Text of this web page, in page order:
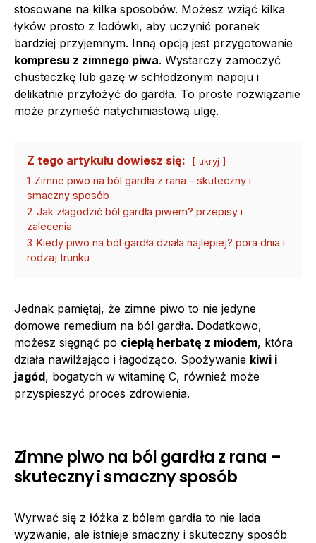
stosowane na kilka sposobów. Możesz wziąć kilka
łyków prosto z lodówki, aby uczynić poranek
bardziej przyjemnym. Inną opcją jest przygotowanie
kompresu z zimnego piwa. Wystarczy zamoczyć
chusteczkę lub gazę w schłodzonym napoju i
delikatnie przyłożyć do gardła. To proste rozwiązanie
może przynieść natychmiastową ulgę.
Z tego artykułu dowiesz się: ukryj
1 Zimne piwo na ból gardła z rana – skuteczny i
smaczny sposób
2 Jak złagodzić ból gardła piwem? przepisy i
zalecenia
3 Kiedy piwo na ból gardła działa najlepiej? pora dnia i
rodzaj trunku
Jednak pamiętaj, że zimne piwo to nie jedyne
domowe remedium na ból gardła. Dodatkowo,
możesz sięgnąć po ciepłą herbatę z miodem, która
działa nawilżająco i łagodząco. Spożywanie kiwi i
jagód, bogatych w witaminę C, również może
przyspieszyć proces zdrowienia.
Zimne piwo na ból gardła z rana –
skuteczny i smaczny sposób
Wyrwać się z łóżka z bólem gardła to nie lada
wyzwanie, ale istnieje smaczny i skuteczny sposób